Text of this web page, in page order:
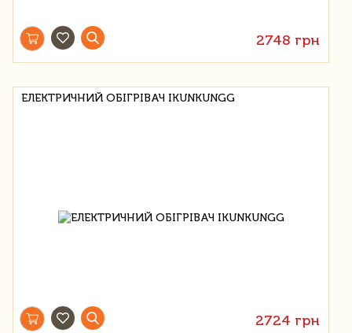
2748 грн
ЕЛЕКТРИЧНИЙ ОБІГРІВАЧ IKUNKUNGG
2724 грн